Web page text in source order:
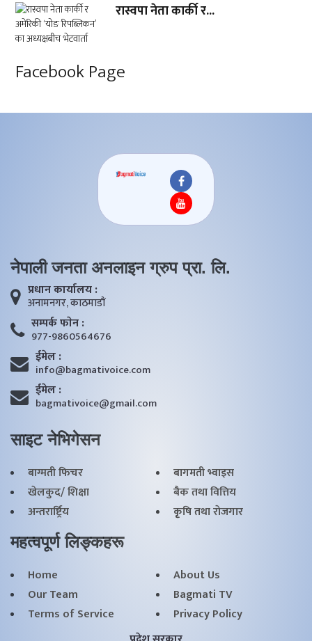
रास्वपा नेता कार्की र...
Facebook Page
नेपाली जनता अनलाइन ग्रुप प्रा. लि.
प्रधान कार्यालय :
अनामनगर, काठमाडाैं
सम्पर्क फाेन :
977-9860564676
ईमेल :
info@bagmativoice.com
ईमेल :
bagmativoice@gmail.com
साइट नेभिगेसन
बाग्मती फिचर
बागमती भ्वाइस
खेलकुद/ शिक्षा
बैक तथा वित्तिय
अन्तरार्ष्ट्रिय
कृृषि तथा राेजगार
महत्वपूर्ण लिङ्कहरू
Home
About Us
Our Team
Bagmati TV
Terms of Service
Privacy Policy